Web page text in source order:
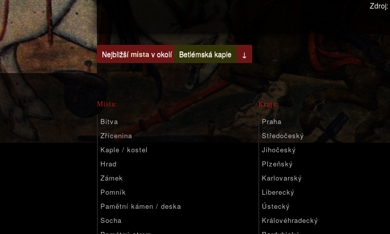
Zdroj:
Nejbližší místa v okolí Betlémská kaple ↓
Místa:
Bitva
Zřícenina
Kaple / kostel
Hrad
Zámek
Pomník
Pamětní kámen / deska
Socha
Kraje:
Praha
Středočeský
Jihočeský
Plzeňský
Karlovarský
Liberecký
Ústecký
Královéhradecký